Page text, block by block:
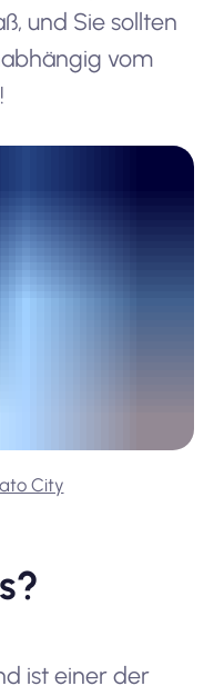
und Sie sollten
vom
City
ist einer der